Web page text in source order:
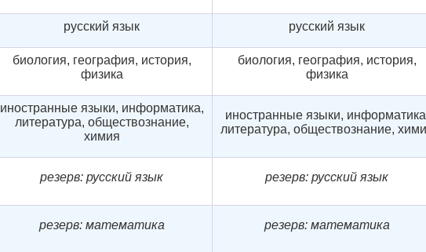
русский язык русский язык
биология, география, история,
физика
биология, география, история,
физика
иностранные языки, информатика,
литература, обществознание,
химия
иностранные языки,
литература, обществознание,
резерв: русский язык резерв: русский язык
резерв: математика резерв: математика